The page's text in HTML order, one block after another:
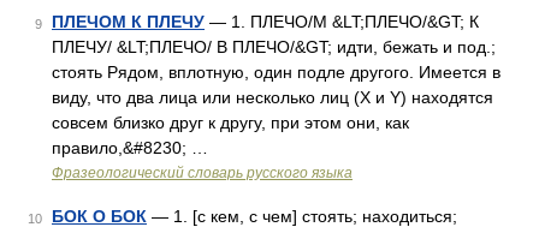
9 ПЛЕЧОМ К ПЛЕЧУ — 1. ПЛЕЧО/М &LT;ПЛЕЧО/&GT; К
ПЛЕЧУ/ &LT;ПЛЕЧО/ В ПЛЕЧО/&GT; идти, бежать и под.;
стоять Рядом, вплотную, один подле другого. Имеется в
виду, что два лица или несколько лиц (Х и Y) находятся
совсем близко друг к другу, при этом они, как
правило,&#8230; …
Фразеологический словарь русского языка
10 БОК О БОК — 1. [с кем, с чем] стоять; находиться;